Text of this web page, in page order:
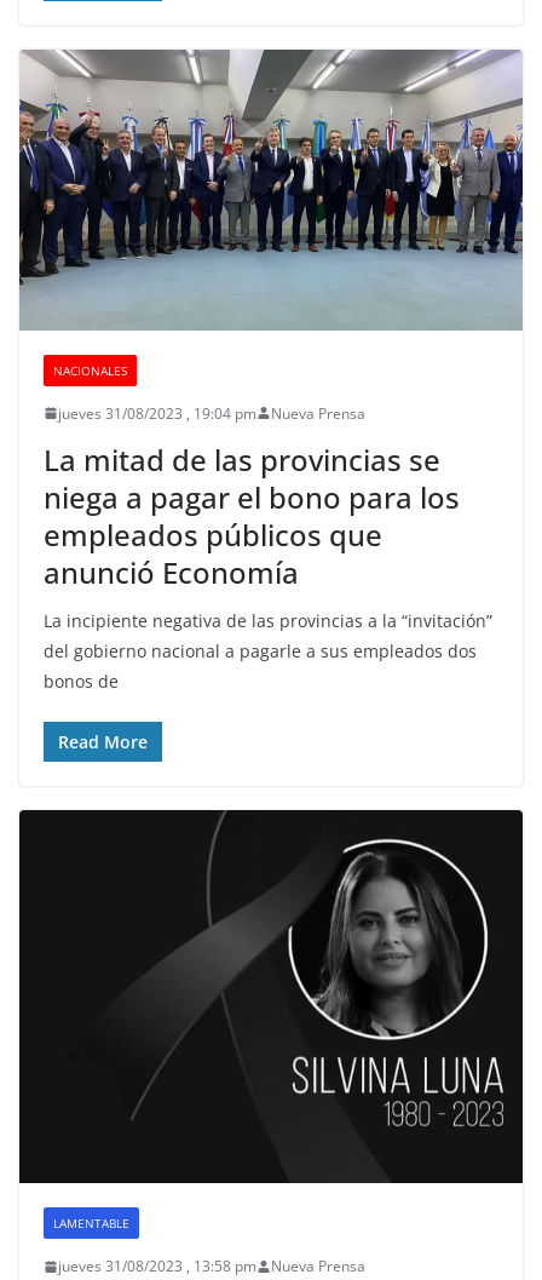
NACIONALES
jueves 31/08/2023 , 19:04 pm Nueva Prensa
La mitad de las provincias se
niega a pagar el bono para los
empleados públicos que
anunció Economía
La incipiente negativa de las provincias a la “invitación”
del gobierno nacional a pagarle a sus empleados dos
bonos de
Read More
LAMENTABLE
jueves 31/08/2023 , 13:58 pm Nueva Prensa